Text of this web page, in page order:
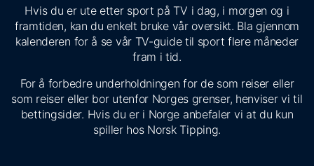
Hvis du er ute etter sport på TV i dag, i morgen og i
framtiden, kan du enkelt bruke vår oversikt. Bla gjennom
kalenderen for å se vår TV-guide til sport flere måneder
fram i tid.
For å forbedre underholdningen for de som reiser eller
som reiser eller bor utenfor Norges grenser, henviser vi til
bettingsider. Hvis du er i Norge anbefaler vi at du kun
spiller hos Norsk Tipping.